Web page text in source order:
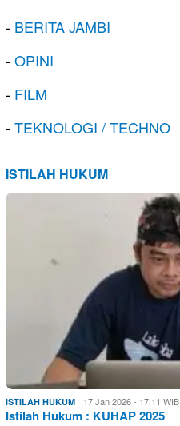
- BERITA JAMBI
-OPINI
- FILM
-TEKNOLOGI / TECHNO
ISTILAH HUKUM
ISTILAH HUKUM 17 Jan 2026 - 17:11 WIB
Istilah Hukum : KUHAP 2025